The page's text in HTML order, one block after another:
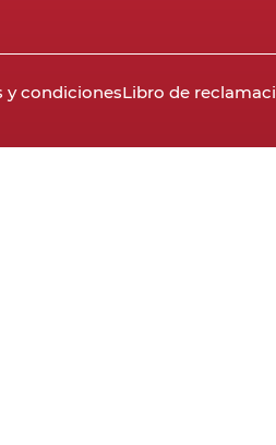
y condicionesLibro de